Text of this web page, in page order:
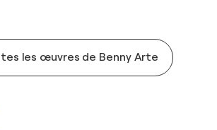
les œuvres de Benny Arte